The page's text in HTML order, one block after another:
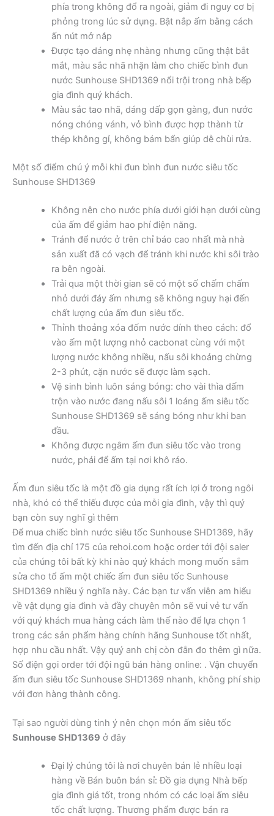
phía trong không đổ ra ngoài, giảm đi nguy cơ bị
phỏng trong lúc sử dụng. Bật nắp ấm bằng cách
ấn nút mở nắp
Được tạo dáng nhẹ nhàng nhưng cũng thật bắt
mắt, màu sắc nhã nhặn làm cho chiếc bình đun
nước Sunhouse SHD1369 nổi trội trong nhà bếp
gia đình quý khách.
Màu sắc tao nhã, dáng dấp gọn gàng, đun nước
nóng chóng vánh, vỏ bình được hợp thành từ
thép không gỉ, không bám bẩn giúp dễ chùi rửa.
Một số điểm chú ý mỗi khi đun bình đun nước siêu tốc
Sunhouse SHD1369
Không nên cho nước phía dưới giới hạn dưới cùng
của ấm để giảm hao phí điện năng.
Tránh để nước ở trên chỉ báo cao nhất mà nhà
sản xuất đã có vạch để tránh khi nước khi sôi trào
ra bên ngoài.
Trải qua một thời gian sẽ có một số chấm chấm
nhỏ dưới đáy ấm nhưng sẽ không nguy hại đến
chất lượng của ấm đun siêu tốc.
Thỉnh thoảng xóa đốm nước dính theo cách: đổ
vào ấm một lượng nhỏ cacbonat cùng với một
lượng nước không nhiều, nấu sôi khoảng chừng
2-3 phút, cặn nước sẽ được làm sạch.
Vệ sinh bình luôn sáng bóng: cho vài thìa dấm
trộn vào nước đang nấu sôi 1 loáng ấm siêu tốc
Sunhouse SHD1369 sẽ sáng bóng như khi ban
đầu.
Không được ngâm ấm đun siêu tốc vào trong
nước, phải để ấm tại nơi khô ráo.
Ấm đun siêu tốc là một đồ gia dụng rất ích lợi ở trong ngôi
nhà, khó có thể thiếu được của mỗi gia đình, vậy thì quý
bạn còn suy nghĩ gì thêm
Để mua chiếc bình nước siêu tốc Sunhouse SHD1369, hãy
tìm đến địa chỉ 175 của rehoi.com hoặc order tới đội saler
của chúng tôi bất kỳ khi nào quý khách mong muốn sắm
sửa cho tổ ấm một chiếc ấm đun siêu tốc Sunhouse
SHD1369 nhiều ý nghĩa này. Các bạn tư vấn viên am hiểu
về vật dụng gia đình và đầy chuyên môn sẽ vui vẻ tư vấn
với quý khách mua hàng cách làm thế nào để lựa chọn 1
trong các sản phẩm hàng chính hãng Sunhouse tốt nhất,
hợp nhu cầu nhất. Vậy quý anh chị còn đắn đo thêm gì nữa.
Số điện gọi order tới đội ngũ bán hàng online: . Vận chuyển
ấm đun siêu tốc Sunhouse SHD1369 nhanh, không phí ship
với đơn hàng thành công.
Tại sao người dùng tinh ý nên chọn món ấm siêu tốc
Sunhouse SHD1369 ở đây
Đại lý chúng tôi là nơi chuyên bán lẻ nhiều loại
hàng về Bán buôn bán sỉ: Đồ gia dụng Nhà bếp
gia đình giá tốt, trong nhóm có các loại ấm siêu
tốc chất lượng. Thương phẩm được bán ra